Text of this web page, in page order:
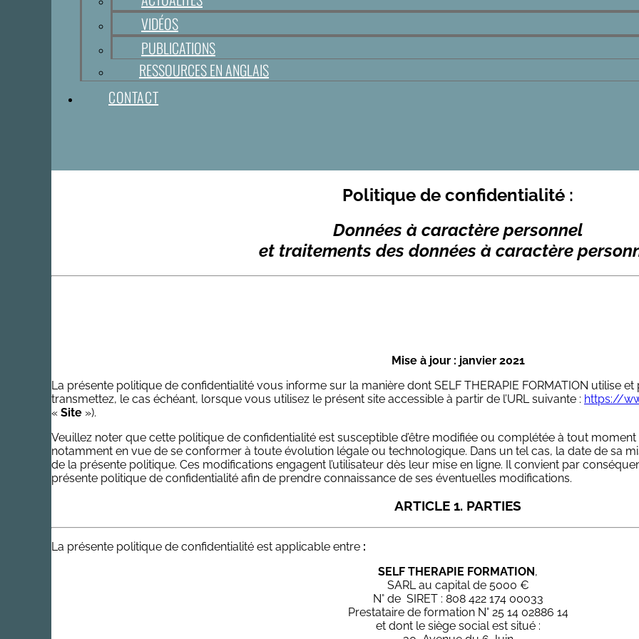
VIDÉOS
PUBLICATIONS
RESSOURCES EN ANGLAIS
CONTACT
Politique de confidentialité :
Données à caractère personnel
et traitements des données à caractère
Mise à jour : janvier 2021
La présente politique de confidentialité vous informe sur la manière dont SELF THERAPIE FORMATION utilise
transmettez, le cas échéant, lorsque vous utilisez le présent site accessible à partir de l’URL suivante : https://
« Site »).
Veuillez noter que cette politique de confidentialité est susceptible d’être modifiée ou complétée à tout moment
notamment en vue de se conformer à toute évolution légale ou technologique. Dans un tel cas, la date de sa
de la présente politique. Ces modifications engagent l’utilisateur dès leur mise en ligne. Il convient par
présente politique de confidentialité afin de prendre connaissance de ses éventuelles modifications.
ARTICLE 1. PARTIES
La présente politique de confidentialité est applicable entre :
SELF THERAPIE FORMATION ,
SARL au capital de 5000 €
N° de SIRET : 808 422 174 00033
Prestataire de formation N° 25 14 02886 14
et dont le siège social est situé :